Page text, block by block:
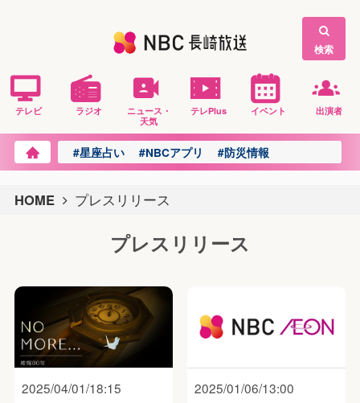
検索
テレビ ラジオ
ニュース・
天気
テレPlus イベント 出演者
#星座占い #NBCアプリ #防災情報
HOME プレスリリース
プレスリリース
2025/04/01/18:15 2025/01/06/13:00